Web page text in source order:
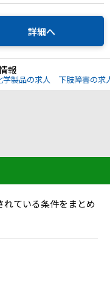
詳細へ
報
製品の求人 下肢障害の求
ている条件をまとめ